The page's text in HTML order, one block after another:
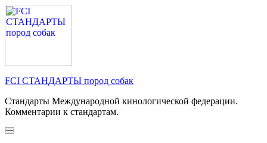
Перейти
к
содержимому
FCI СТАНДАРТЫ пород собак
Стандарты Международной кинологической федерации.
Комментарии к стандартам.